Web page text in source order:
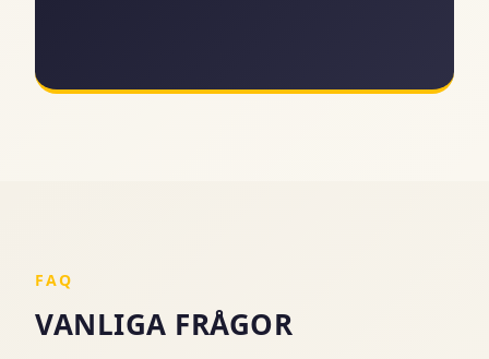
FAQ
VANLIGA FRÅGOR